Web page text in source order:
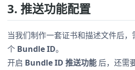
3. 推送功能配置
当我们制作一套证书和描述文件后
个 Bundle ID。
开启 Bundle ID 推送功能 后，还需